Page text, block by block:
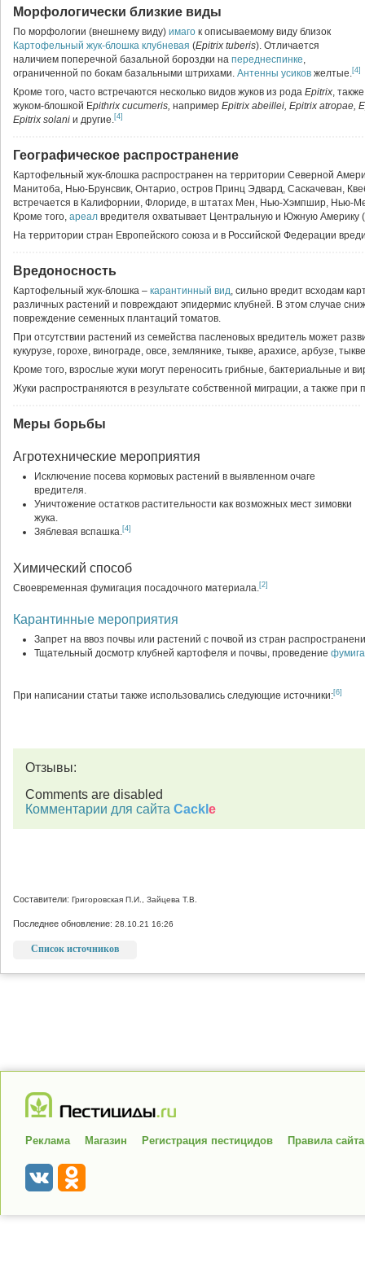
Морфологически близкие виды
По морфологии (внешнему виду) имаго к описываемому виду близок
Картофельный жук-блошка клубневая (Epitrix tuberis). Отличается
наличием поперечной базальной бороздки на переднеспинке,
ограниченной по бокам базальными штрихами. Антенны усиков желтые.[4]
Кроме того, часто встречаются несколько видов жуков из рода Epitrix,
жуком-блошкой Epithrix cucumeris, например Epitrix abeillei, Epitrix atropae,
Epitrix solani и другие.[4]
Географическое распространение
Картофельный жук-блошка распространен на территории Северной
Манитоба, Нью-Брунсвик, Онтарио, остров Принц Эдвард, Саскачеван,
встречается в Калифорнии, Флориде, в штатах Мен, Нью-Хэмпшир, Нью-
Кроме того, ареал вредителя охватывает Центральную и Южную Америку
На территории стран Европейского союза и в Российской Федерации
Вредоносность
Картофельный жук-блошка – карантинный вид, сильно вредит всходам
различных растений и повреждают эпидермис клубней. В этом случае
повреждение семенных плантаций томатов.
При отсутствии растений из семейства пасленовых вредитель может
кукурузе, горохе, винограде, овсе, землянике, тыкве, арахисе, арбузе,
Кроме того, взрослые жуки могут переносить грибные, бактериальные и
Жуки распространяются в результате собственной миграции, а также при
Меры борьбы
Агротехнические мероприятия
Исключение посева кормовых растений в выявленном очаге
вредителя.
Уничтожение остатков растительности как возможных мест зимовки
жука.
Зяблевая вспашка.[4]
Химический способ
Своевременная фумигация посадочного материала.[2]
Карантинные мероприятия
Запрет на ввоз почвы или растений с почвой из стран
Тщательный досмотр клубней картофеля и почвы, проведение
При написании статьи также использовались следующие источники:[6]
Отзывы:
Comments are disabled
Комментарии для сайта Cackl e
Составители: Григоровская П.И., Зайцева Т.В.
Последнее обновление: 28.10.21 16:26
Список источников
Реклама Магазин Регистрация пестицидов Правила сайта